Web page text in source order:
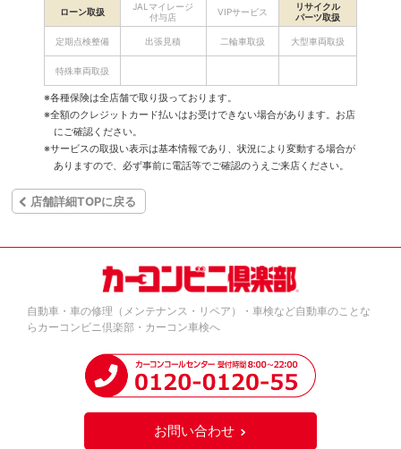
ローン取扱
JALマイレージ
付与店
VIPサービス
リサイクル
パーツ取扱
定期点検整備 出張見積 二輪車取扱 大型車両取扱
特殊車両取扱
※各種保険は全店舗で取り扱っております。
※全額のクレジットカード払いはお受けできない場合があります。お店
にご確認ください。
※サービスの取扱い表示は基本情報であり、状況により変動する場合が
ありますので、必ず事前に電話等でご確認のうえご来店ください。
店舗詳細TOPに戻る
自動車・車の修理（メンテナンス・リペア）・車検など自動車のことな
らカーコンビニ倶楽部・カーコン車検へ
お問い合わせ